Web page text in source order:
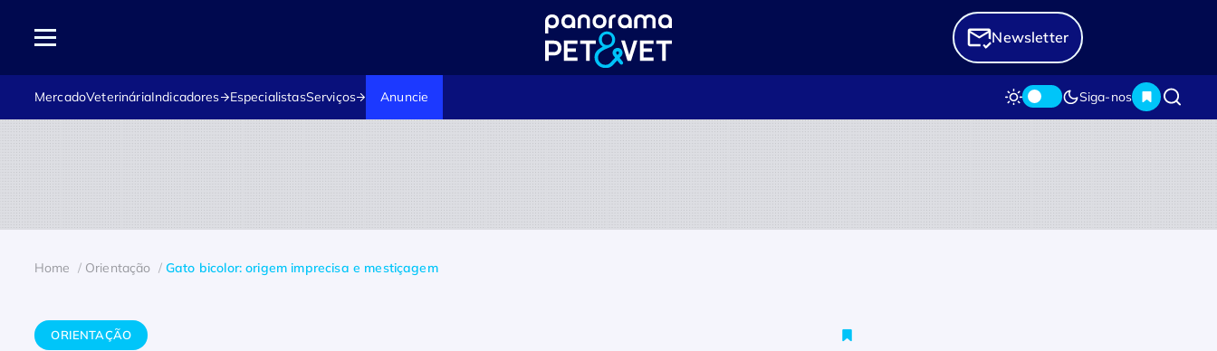
Newsletter
MercadoVeterináriaIndicadores EspecialistasServiços Anuncie Siga-nos
Home Orientação Gato bicolor: origem imprecisa e mestiçagem
ORIENTAÇÃO